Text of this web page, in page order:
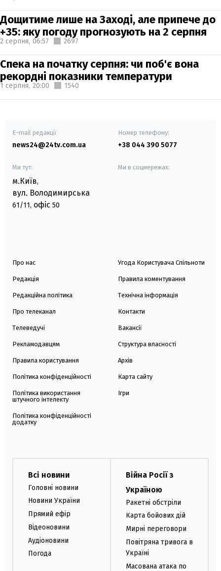
Дощитиме лише на Заході, але припече до
+35: яку погоду прогнозують на 2 серпня
2 серпня, 06:57 2697
Спека на початку серпня: чи поб'є вона
рекордні показники температури
1 серпня, 20:00 1540
E-mail редакції
news24@24tv.com.ua
Номер телефону:
+38 044 390 5077
Ми тут:
м.Київ,
вул. Володимирська
61/11, офіс 50
Ми в соцмережах:
Про нас
Редакція
Редакційна політика
Про телеканал
Телеведучі
Рекламодавцям
Правила користування
Політика конфіденційності
Політика використання
штучного інтелекту
Політика конфіденційності
додатку
Угода Користувача Спільноти
Правила коментування
Технічна інформація
Контакти
Вакансії
Структура власності
Архів
Карта сайту
Ігри
Всі новини
Головні новини
Новини України
Прямий ефір
Відеоновини
Аудіоновини
Погода
Війна Росії з
Україною
Ракетні обстріли
Карта бойових дій
Мирні переговори
Повітряна тривога в
Україні
Масована атака по